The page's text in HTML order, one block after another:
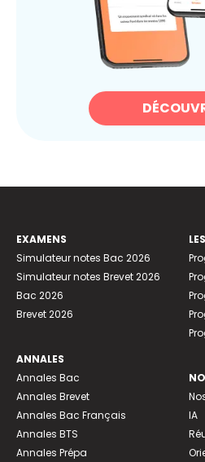
EXAMENS
Simulateur notes Bac 2026
Simulateur notes Brevet 2026
Bac 2026
Brevet 2026
ANNALES
Annales Bac
Annales Brevet
Annales Bac Français
Annales BTS
Annales Prépa
IA